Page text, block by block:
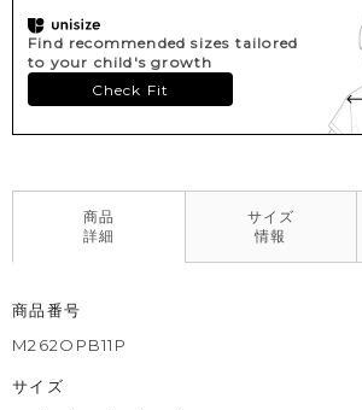
Find recommended sizes tailored
to your child's growth
Check Fit
商品
詳細
サイズ
情報
商品番号
M262OPB11P
サイズ